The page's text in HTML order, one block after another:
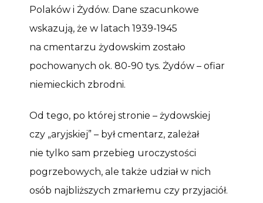
Polaków i Żydów. Dane szacunkowe
wskazują, że w latach 1939-1945
na cmentarzu żydowskim zostało
pochowanych ok. 80-90 tys. Żydów – ofiar
niemieckich zbrodni.
Od tego, po której stronie – żydowskiej
czy „aryjskiej” – był cmentarz, zależał
nie tylko sam przebieg uroczystości
pogrzebowych, ale także udział w nich
osób najbliższych zmarłemu czy przyjaciół.